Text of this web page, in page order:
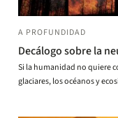
A PROFUNDIDAD
Decálogo sobre la
Si la humanidad no quiere
glaciares, los océanos y